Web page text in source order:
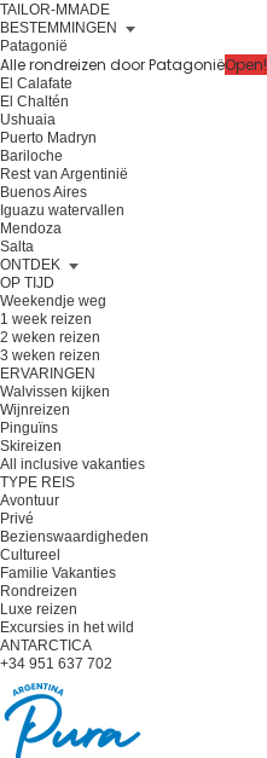
TAILOR-MMADE
BESTEMMINGEN
Patagonië
Alle rondreizen door PatagoniëOpen!
El Calafate
El Chaltén
Ushuaia
Puerto Madryn
Bariloche
Rest van Argentinië
Buenos Aires
Iguazu watervallen
Mendoza
Salta
ONTDEK
OP TIJD
Weekendje weg
1 week reizen
2 weken reizen
3 weken reizen
ERVARINGEN
Walvissen kijken
Wijnreizen
Pinguïns
Skireizen
All inclusive vakanties
TYPE REIS
Avontuur
Privé
Bezienswaardigheden
Cultureel
Familie Vakanties
Rondreizen
Luxe reizen
Excursies in het wild
ANTARCTICA
+34 951 637 702